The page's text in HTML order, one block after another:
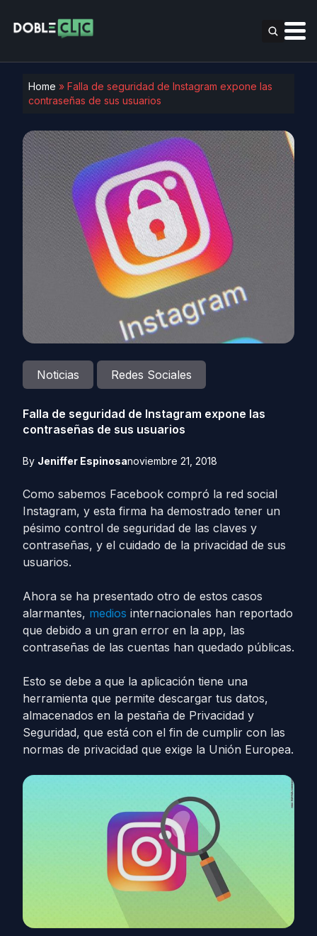
Home » Falla de seguridad de Instagram expone las
contraseñas de sus usuarios
Noticias Redes Sociales
Falla de seguridad de Instagram expone las
contraseñas de sus usuarios
By Jeniffer Espinosanoviembre 21, 2018
Como sabemos Facebook compró la red social
Instagram, y esta firma ha demostrado tener un
pésimo control de seguridad de las claves y
contraseñas, y el cuidado de la privacidad de sus
usuarios.
Ahora se ha presentado otro de estos casos
alarmantes, medios internacionales han reportado
que debido a un gran error en la app, las
contraseñas de las cuentas han quedado públicas.
Esto se debe a que la aplicación tiene una
herramienta que permite descargar tus datos,
almacenados en la pestaña de Privacidad y
Seguridad, que está con el fin de cumplir con las
normas de privacidad que exige la Unión Europea.